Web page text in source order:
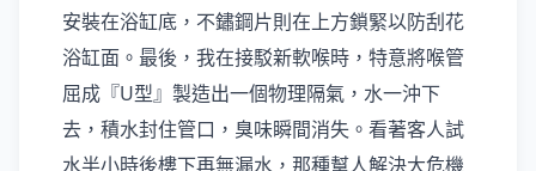
安裝在浴缸底，不鏽鋼片則在上方鎖緊以防刮花
浴缸面。最後，我在接駁新軟喉時，特意將喉管
屈成『U型』製造出一個物理隔氣，水一沖下
去，積水封住管口，臭味瞬間消失。看著客人試
水半小時後樓下再無漏水，那種幫人解決大危機